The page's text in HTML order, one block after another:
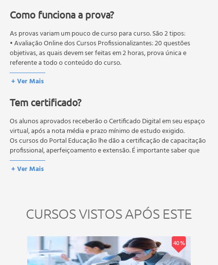
- Princípios de hematologia;
Modulo 5: Técnicas e Modos Corretos de Operação dos
Equipamentos;
- Técnicas de pipetagem e micropipetagem;
- Uso de capela e cabines de segurança biológica;
- Trabalhando com cabines de segurança biológica;
- Qualidade e automação no laboratório de análises
clínicas;
- Preparo de soluções;
- Definições;
- Cuidados na preparação de soluções;
- Classificação quanto á Constituição;
- Lavagem e esterilização;
- Organização do ambiente de trabalho.
Como funciona a prova?
As provas variam um pouco de curso para curso. São 2 tipos:
• Avaliação Online dos Cursos Profissionalizantes: 20 questões
objetivas, as quais devem ser feitas em 2 horas, prova única e
referente a todo o conteúdo do curso.
• Avaliação Online dos Cursos Livres: 10 questões objetivas, as quais
devem ser feitas em 1 hora, prova única e referente a todo o
Os estudos, atividades e avaliações devem ser feitos dentro do
A média final deve ser igual ou superior a 60%para a conclusão e
recebimento do certificado digital do curso. Em caso de reprovação,
o aluno poderá realizar novamente a prova dentro do período do
curso quantas vezes desejar. Os cursos gratuitos não possuem nova
prova, atividades reflexivas e descritivas.
+ Ver Mais
Tem certificado?
Os alunos aprovados receberão o Certificado Digital em seu espaço
virtual, após a nota média e prazo mínimo de estudo exigido.
Os cursos do Portal Educação lhe dão a certificação de capacitação
profissional, aperfeiçoamento e extensão. É importante saber que
esses títulos não se equivalem às certificações de cursos técnicos ou
de formação escolar, e não dão o direito de assumir
+ Ver Mais
CURSOS VISTOS APÓS ESTE
40 %